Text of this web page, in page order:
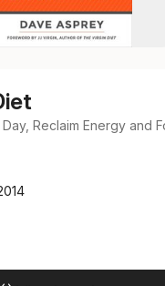
Reclaim Energy and
antal röster: